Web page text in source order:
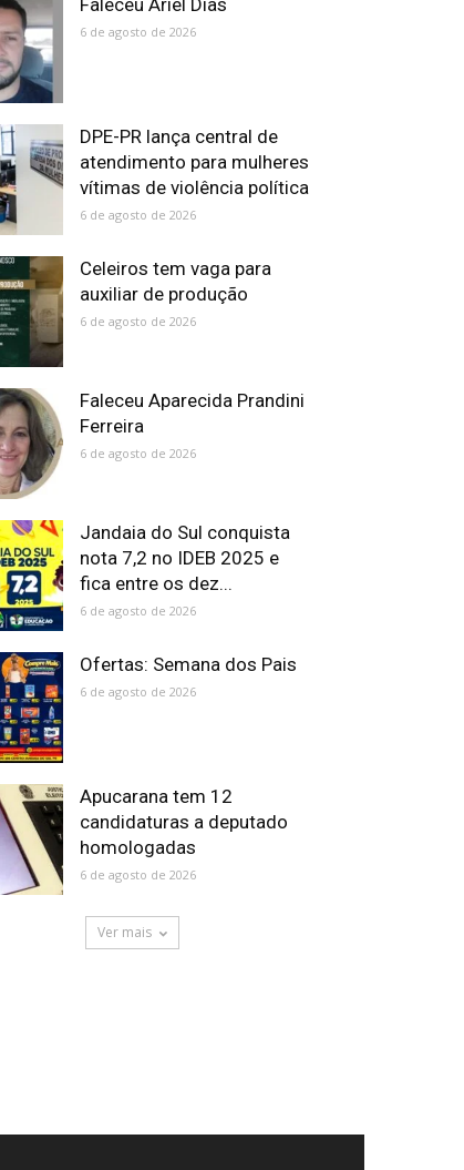
Faleceu Ariel Dias
6 de agosto de 2026
DPE-PR lança central de
atendimento para mulheres
vítimas de violência política
6 de agosto de 2026
Celeiros tem vaga para
auxiliar de produção
6 de agosto de 2026
Faleceu Aparecida Prandini
Ferreira
6 de agosto de 2026
Jandaia do Sul conquista
nota 7,2 no IDEB 2025 e
fica entre os dez...
6 de agosto de 2026
Ofertas: Semana dos Pais
6 de agosto de 2026
Apucarana tem 12
candidaturas a deputado
homologadas
6 de agosto de 2026
Ver mais